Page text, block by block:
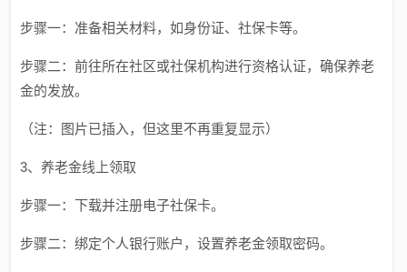
步骤一：准备相关材料，如身份证、社保卡等。
步骤二：前往所在社区或社保机构进行资格认证，确保养老
金的发放。
（注：图片已插入，但这里不再重复显示）
3、养老金线上领取
步骤一：下载并注册电子社保卡。
步骤二：绑定个人银行账户，设置养老金领取密码。